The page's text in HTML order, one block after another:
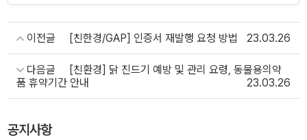
공지사항
이전글 [친한경/GAP] 인증서 재발행 요청 방법 23.03.26
다음글
[친환경] 닭 진드기 예방 및 관리 요령, 동물용의약
품 휴약기간 안내
23.03.26